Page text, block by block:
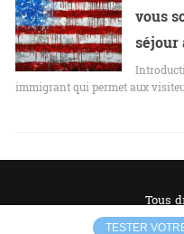
vous
séjour
immigrant qui permet aux
Tous
TESTER